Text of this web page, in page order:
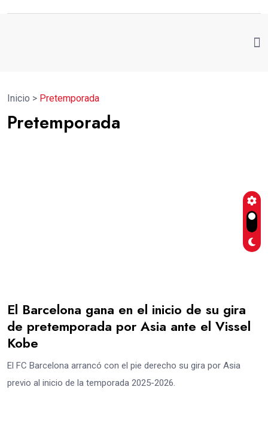
Inicio > Pretemporada
Pretemporada
El Barcelona gana en el inicio de su gira
de pretemporada por Asia ante el Vissel
Kobe
El FC Barcelona arrancó con el pie derecho su gira por Asia
previo al inicio de la temporada 2025-2026.